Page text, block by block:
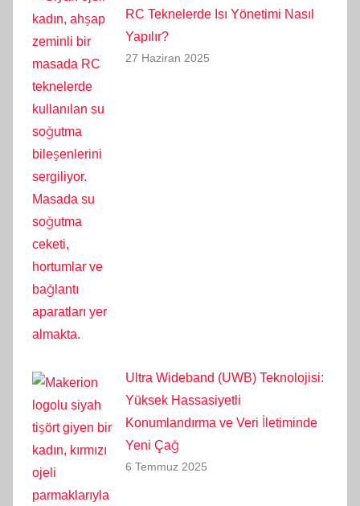
RC Teknelerde Isı Yönetimi Nasıl
Yapılır?
27 Haziran 2025
Ultra Wideband (UWB) Teknolojisi:
Yüksek Hassasiyetli
Konumlandırma ve Veri İletiminde
Yeni Çağ
6 Temmuz 2025